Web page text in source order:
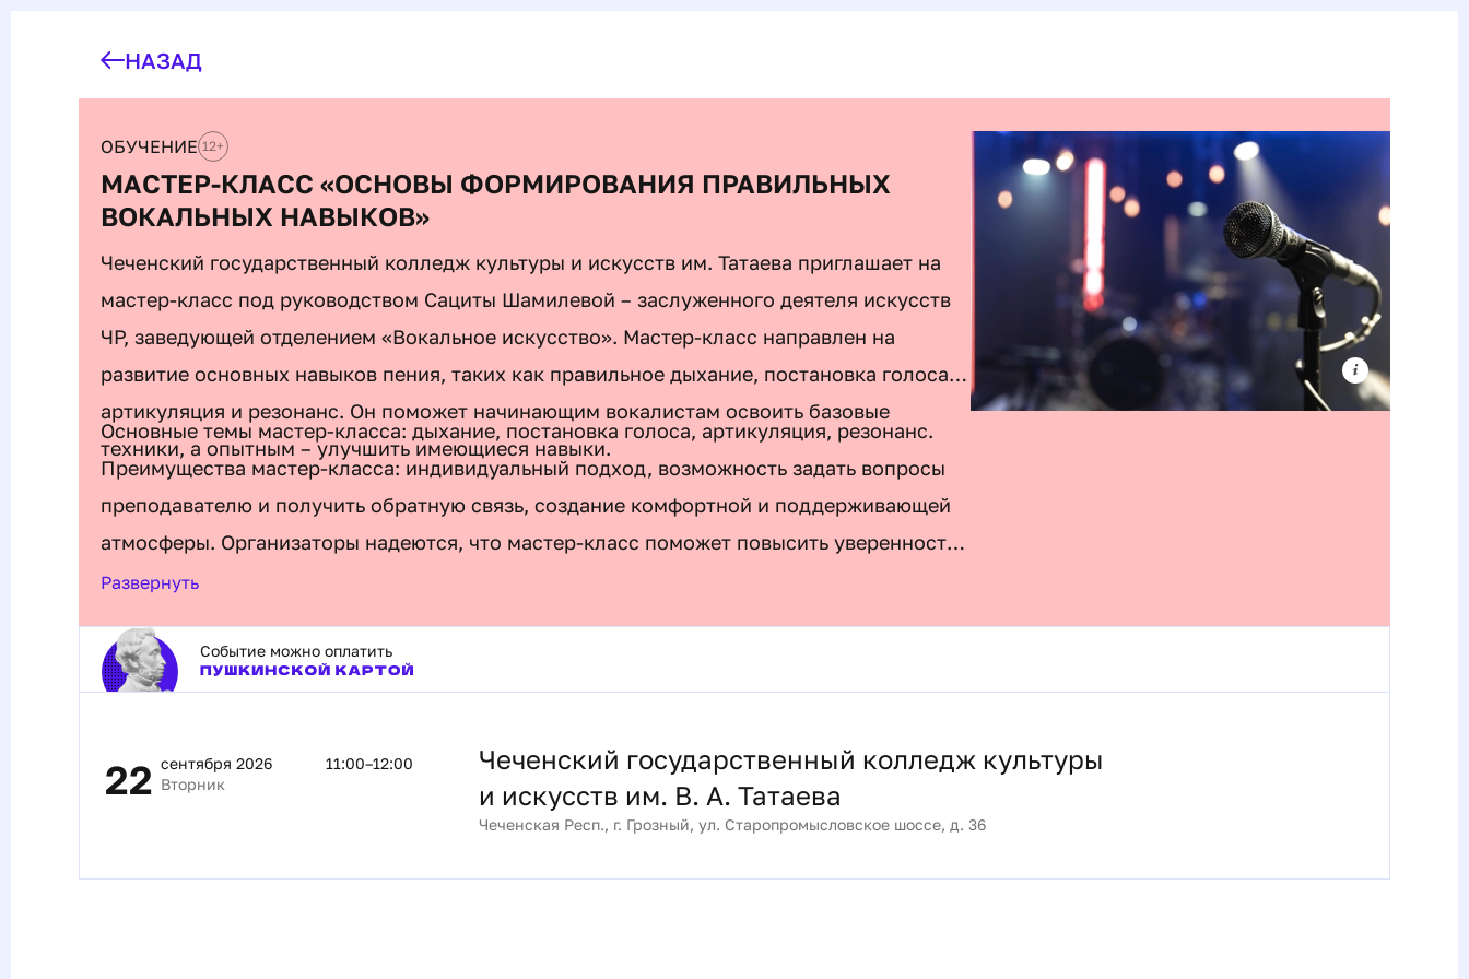
НАЗАД
ОБУЧЕНИЕ 12+
МАСТЕР-КЛАСС «ОСНОВЫ ФОРМИРОВАНИЯ ПРАВИЛЬНЫХ
ВОКАЛЬНЫХ НАВЫКОВ»
Чеченский государственный колледж культуры и искусств им. Татаева приглашает на
мастер-класс под руководством Сациты Шамилевой – заслуженного деятеля искусств
ЧР, заведующей отделением «Вокальное искусство». Мастер-класс направлен на
развитие основных навыков пения, таких как правильное дыхание, постановка голоса,
артикуляция и резонанс. Он поможет начинающим вокалистам освоить базовые
техники, а опытным – улучшить имеющиеся навыки.
Основные темы мастер-класса: дыхание, постановка голоса, артикуляция, резонанс.
Преимущества мастер-класса: индивидуальный подход, возможность задать вопросы
преподавателю и получить обратную связь, создание комфортной и поддерживающей
атмосферы. Организаторы надеются, что мастер-класс поможет повысить уверенность
в себе при пении.
Развернуть
Событие можно оплатить
22 сентября 2026
Вторник
11:00–12:00
Чеченский государственный колледж культуры
и искусств им. В. А. Татаева
Чеченская Респ., г. Грозный, ул. Старопромысловское шоссе, д. 36